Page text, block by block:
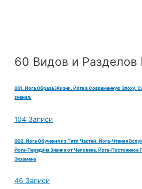
60 Видов и Разделов
001. Йога Образа Жизни. Йога в Современную Эпоху.
знания.
104 Записи
002. Йога Обучения из Пяти Частей. Йога-Чтения
Йога-Передача Знания от Человека. Йога-Постоянное
Экзамена
46 Записи